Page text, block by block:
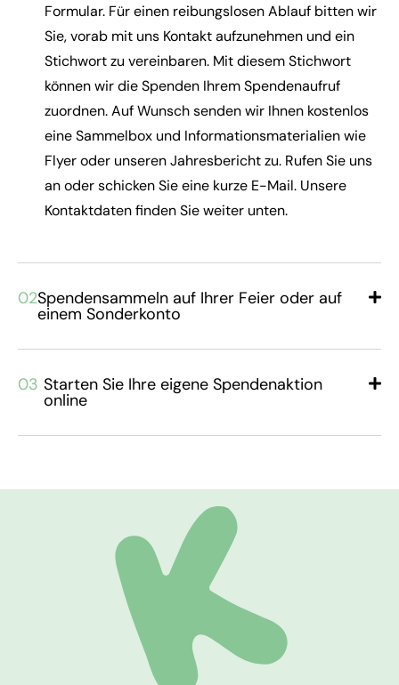
Formular. Für einen reibungslosen Ablauf bitten wir
Sie, vorab mit uns Kontakt aufzunehmen und ein
Stichwort zu vereinbaren. Mit diesem Stichwort
können wir die Spenden Ihrem Spendenaufruf
zuordnen. Auf Wunsch senden wir Ihnen kostenlos
eine Sammelbox und Informationsmaterialien wie
Flyer oder unseren Jahresbericht zu. Rufen Sie uns
an oder schicken Sie eine kurze E-Mail. Unsere
Kontaktdaten finden Sie weiter unten.
02Spendensammeln auf Ihrer Feier oder auf
einem Sonderkonto
03 Starten Sie Ihre eigene Spendenaktion
online